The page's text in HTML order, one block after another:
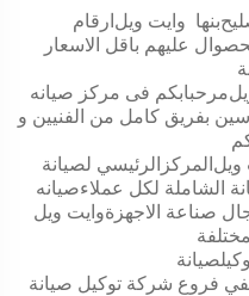
ارقام وايت ويل بنها
عليهم باقل الاسعار
مرحبابكم فى مركز صيانه
بفريق كامل من الفنيين و
المركزالرئيسي لصيانة ويل
الشاملة لكل عملاءصيانه
وايت ويلصناعة الاجهزة
فروع شركة توكيل صيانة